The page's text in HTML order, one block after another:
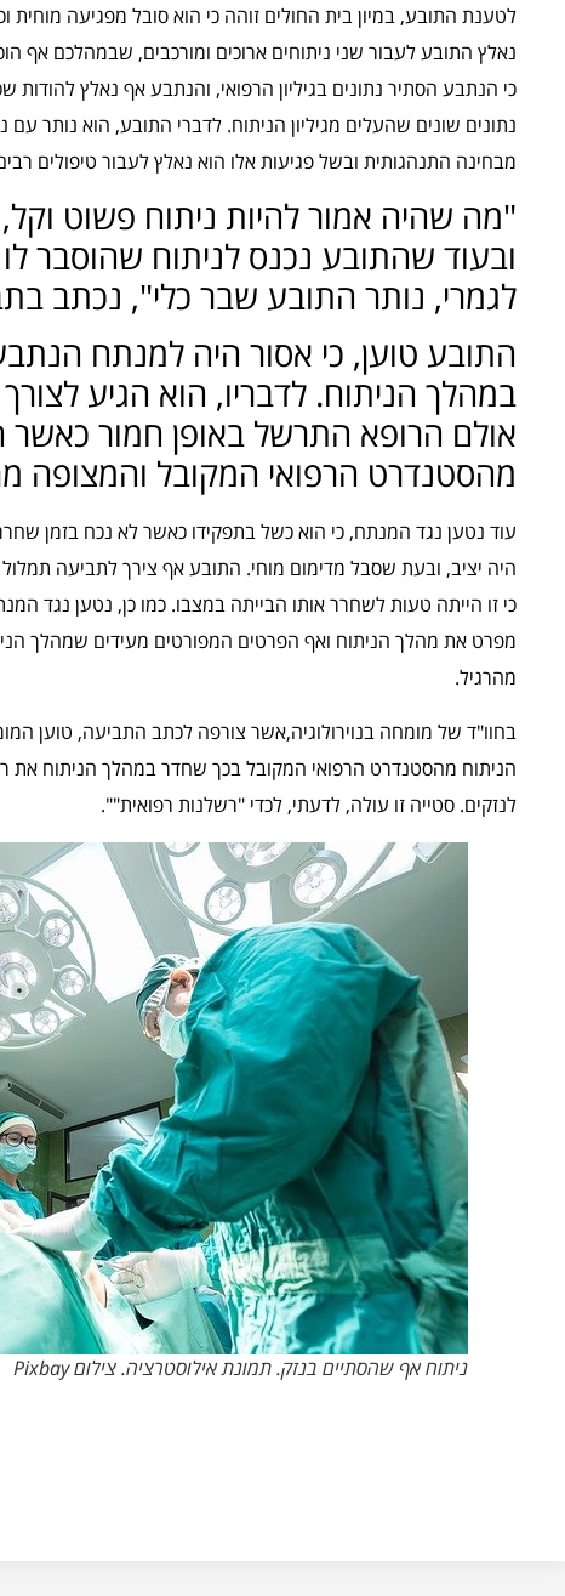
לטענת התובע, במיון בית החולים זוהה כי הוא סובל מפגיעה מוחית
נאלץ התובע לעבור שני ניתוחים ארוכים ומורכבים, שבמהלכם אף
כי הנתבע הסתיר נתונים בגיליון הרפואי, והנתבע אף נאלץ
נתונים שונים שהעלים מגיליון הניתוח. לדברי התובע, הוא נותר
מבחינה התנהגותית ובשל פגיעות אלו הוא נאלץ לעבור טיפולים
"מה שהיה אמור להיות ניתוח פשוט
ובעוד שהתובע נכנס לניתוח שהוסבר
לגמרי, נותר התובע שבר כלי", נכתב
התובע טוען, כי אסור היה למנתח
במהלך הניתוח. לדבריו, הוא הגיע
אולם הרופא התרשל באופן חמור כאשר
מהסטנדרט הרפואי המקובל והמצופה
עוד נטען נגד המנתח, כי הוא כשל בתפקידו כאשר לא נכח בזמן
היה יציב, ובעת שסבל מדימום מוחי. התובע אף צירך לתביעה
כי זו הייתה טעות לשחרר אותו הבייתה במצבו. כמו כן, נטען נגד
מפרט את מהלך הניתוח ואף הפרטים המפורטים מעידים שמהלך
מהרגיל.
בחוו"ד של מומחה בנוירולוגיה,אשר צורפה לכתב התביעה, טוען
הניתוח מהסטנדרט הרפואי המקובל בכך שחדר במהלך הניתוח את
לנזקים. סטייה זו עולה, לדעתי, לכדי "רשלנות רפואית"".
ניתוח אף שהסתיים בנזק. תמונת אילוסטרציה. צילום Pixbay